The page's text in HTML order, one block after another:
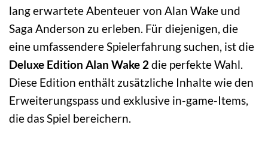
lang erwartete Abenteuer von Alan Wake und
Saga Anderson zu erleben. Für diejenigen, die
eine umfassendere Spielerfahrung suchen, ist die
Deluxe Edition Alan Wake 2 die perfekte Wahl.
Diese Edition enthält zusätzliche Inhalte wie den
Erweiterungspass und exklusive in-game-Items,
die das Spiel bereichern.